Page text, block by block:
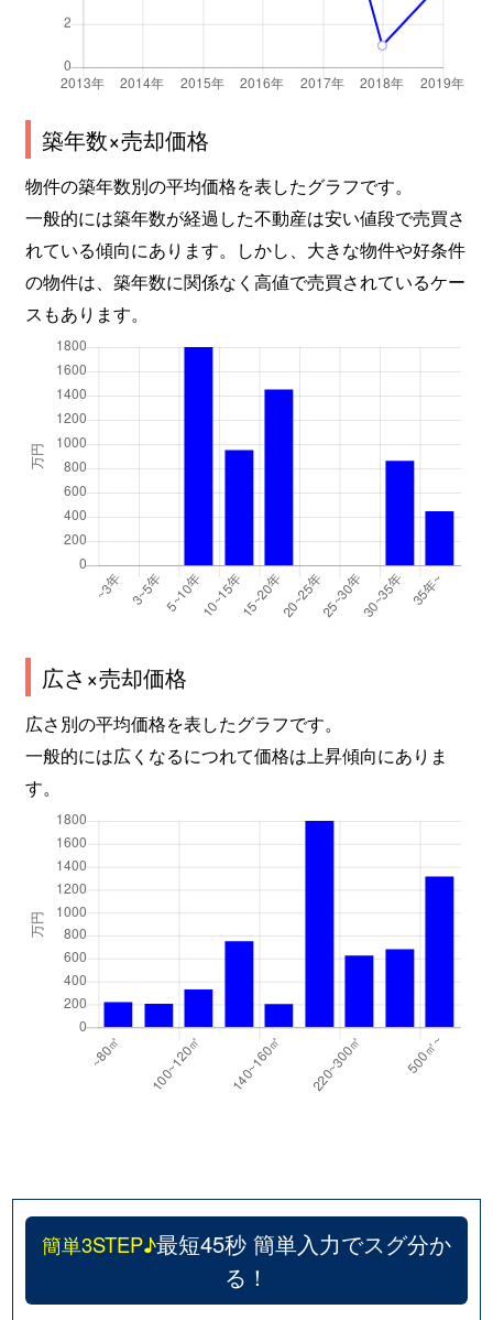
築年数×売却価格
物件の築年数別の平均価格を表したグラフです。
一般的には築年数が経過した不動産は安い値段で売買さ
れている傾向にあります。しかし、大きな物件や好条件
の物件は、築年数に関係なく高値で売買されているケー
スもあります。
広さ×売却価格
広さ別の平均価格を表したグラフです。
一般的には広くなるにつれて価格は上昇傾向にありま
す。
簡単3STEP♪最短45秒 簡単入力でスグ分か
る！